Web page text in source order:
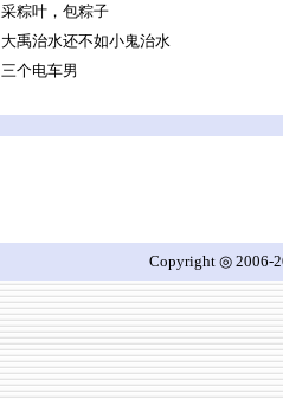
采粽叶，包粽子
大禹治水还不如小鬼治水
三个电车男
Copyright ◎ 2006-